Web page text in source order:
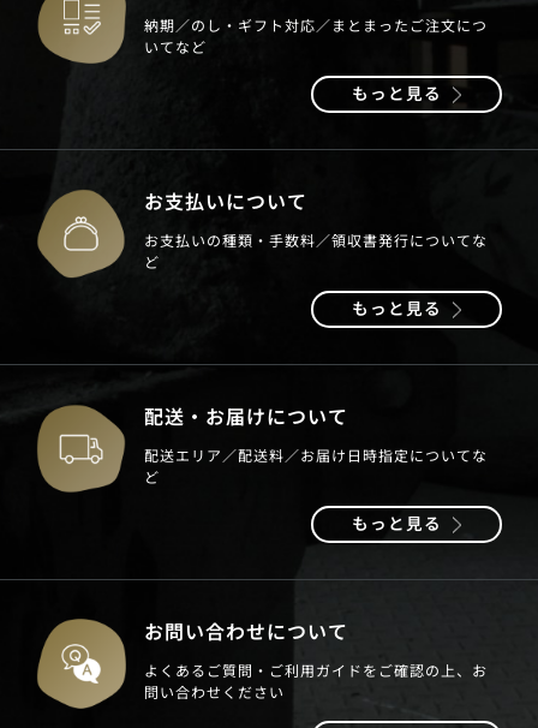
納期／のし・ギフト対応／まとまったご注文につ
いてなど
もっと見る
お支払いについて
お支払いの種類・手数料／領収書発行についてな
ど
もっと見る
配送・お届けについて
配送エリア／配送料／お届け日時指定についてな
ど
もっと見る
お問い合わせについて
よくあるご質問・ご利用ガイドをご確認の上、お
問い合わせください